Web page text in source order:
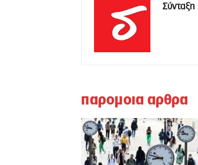
Σύνταξη
παρομοια αρθρα